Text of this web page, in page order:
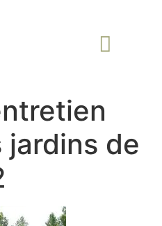
jardins de